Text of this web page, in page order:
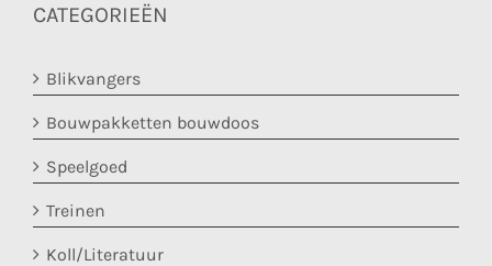
CATEGORIEËN
Blikvangers
Bouwpakketten bouwdoos
Speelgoed
Treinen
Koll/Literatuur